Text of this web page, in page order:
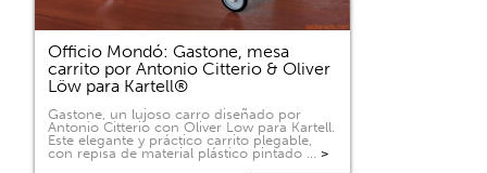
Officio Mondó: Gastone, mesa
carrito por Antonio Citterio & Oliver
Löw para Kartell®
Gastone, un lujoso carro diseñado por
Antonio Citterio con Oliver Low para Kartell.
Este elegante y práctico carrito plegable,
con repisa de material plástico pintado … >